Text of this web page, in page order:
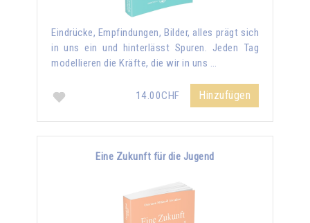
Eindrücke, Empfindungen, Bilder, alles prägt sich
in uns ein und hinterlässt Spuren. Jeden Tag
modellieren die Kräfte, die wir in uns …
14.00CHF Hinzufügen
Eine Zukunft für die Jugend